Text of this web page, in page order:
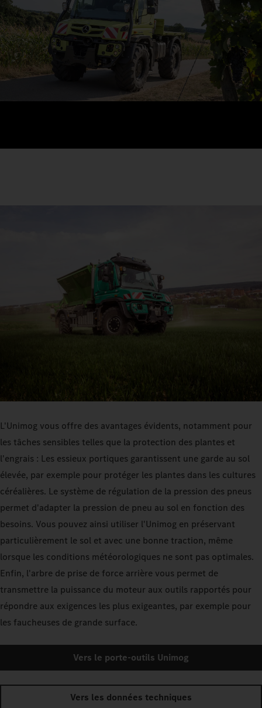
L'Unimog vous offre des avantages évidents, notamment pour
les tâches sensibles telles que la protection des plantes et
l'engrais : Les essieux portiques garantissent une garde au sol
élevée, par exemple pour protéger les plantes dans les cultures
céréalières. Le système de régulation de la pression des pneus
permet d'adapter la pression de pneu au sol en fonction des
besoins. Vous pouvez ainsi utiliser l'Unimog en préservant
particulièrement le sol et avec une bonne traction, même
lorsque les conditions météorologiques ne sont pas optimales.
Enfin, l'arbre de prise de force arrière vous permet de
transmettre la puissance du moteur aux outils rapportés pour
répondre aux exigences les plus exigeantes, par exemple pour
les faucheuses de grande surface.
Vers le porte-outils Unimog
Vers les données techniques